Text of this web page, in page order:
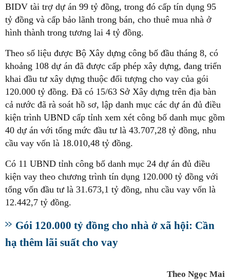
BIDV tài trợ dự án 99 tỷ đồng, trong đó cấp tín dụng 95
tỷ đồng và cấp bảo lãnh trong bán, cho thuê mua nhà ở
hình thành trong tương lai 4 tỷ đồng.
Theo số liệu được Bộ Xây dựng công bố đầu tháng 8, có
khoảng 108 dự án đã được cấp phép xây dựng, đang triển
khai đầu tư xây dựng thuộc đối tượng cho vay của gói
120.000 tỷ đồng. Đã có 15/63 Sở Xây dựng trên địa bàn
cả nước đã rà soát hồ sơ, lập danh mục các dự án đủ điều
kiện trình UBND cấp tỉnh xem xét công bố danh mục gồm
40 dự án với tổng mức đầu tư là 43.707,28 tỷ đồng, nhu
cầu vay vốn là 18.010,48 tỷ đồng.
Có 11 UBND tỉnh công bố danh mục 24 dự án đủ điều
kiện vay theo chương trình tín dụng 120.000 tỷ đồng với
tổng vốn đầu tư là 31.673,1 tỷ đồng, nhu cầu vay vốn là
12.442,7 tỷ đồng.
Gói 120.000 tỷ đồng cho nhà ở xã hội: Cần
hạ thêm lãi suất cho vay
Theo Ngọc Mai